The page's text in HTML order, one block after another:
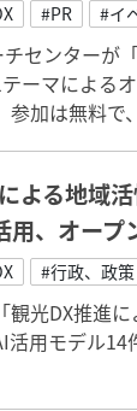
#PR #イ
チセンター
ーマによる
加は無料で
よる地域
用、オープ
#行政、政策
観光DX推進
用モデル